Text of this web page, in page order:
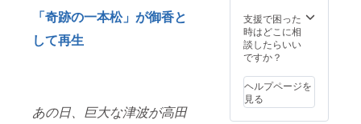
「奇跡の一本松」が御香と
して再生
あの日、巨大な津波が高田
支援で困った
時はどこに相
談したらいい
ですか？
ヘルプページを
見る